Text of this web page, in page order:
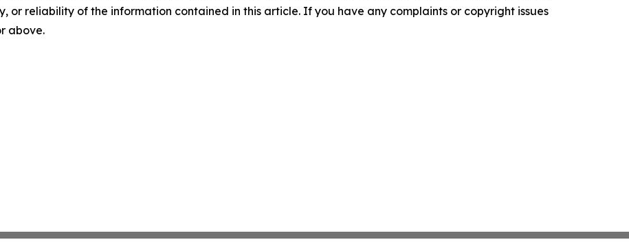
or reliability of the information contained in this article. If you have any complaints or copyright issues
above.